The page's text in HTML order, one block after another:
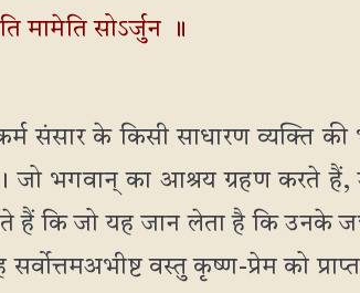
मामेति सोऽर्जुन ॥
संसार के किसी साधारण व्यक्ति की
जो भगवान् का आश्रय ग्रहण करते
हैं कि जो यह जान लेता है कि उनके
वस्तु कृष्ण-प्रेम को